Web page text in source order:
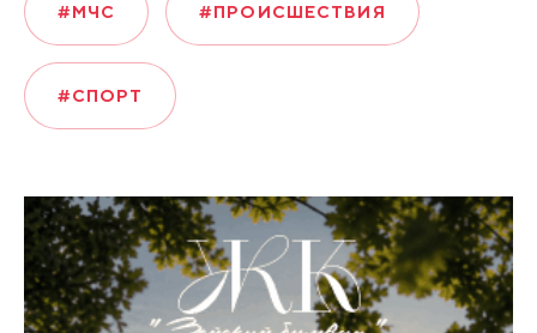
#МЧС #ПРОИСШЕСТВИЯ
#СПОРТ